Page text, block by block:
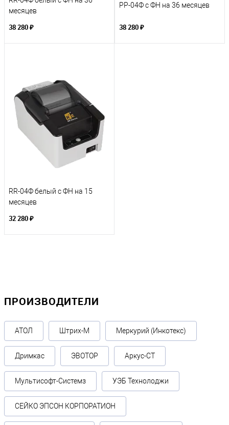
месяцев
38 280 ₽
РР-04Ф с ФН на 36 месяцев
38 280 ₽
RR-04Ф белый с ФН на 15
месяцев
32 280 ₽
ПРОИЗВОДИТЕЛИ
АТОЛ Штрих-М Меркурий (Инкотекс)
Дримкас ЭВОТОР Аркус-СТ
Мультисофт-Системз УЭБ Технолоджи
СЕЙКО ЭПСОН КОРПОРАТИОН